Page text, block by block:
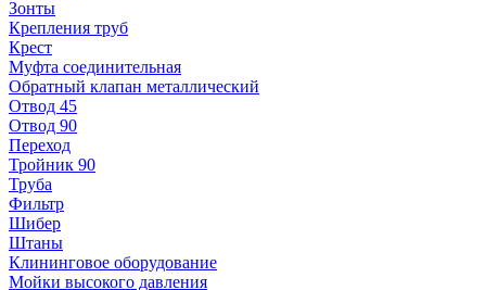
Зонты
Крепления труб
Крест
Муфта соединительная
Обратный клапан металлический
Отвод 45
Отвод 90
Переход
Тройник 90
Труба
Фильтр
Шибер
Штаны
Клининговое оборудование
Мойки высокого давления